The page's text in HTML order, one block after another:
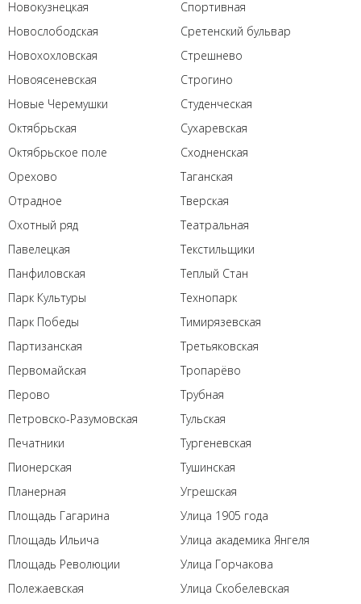
Новокузнецкая
Новослободская
Новохохловская
Новоясеневская
Новые Черемушки
Октябрьская
Октябрьское поле
Орехово
Отрадное
Охотный ряд
Павелецкая
Панфиловская
Парк Культуры
Парк Победы
Партизанская
Первомайская
Перово
Петровско-Разумовская
Печатники
Пионерская
Планерная
Площадь Гагарина
Площадь Ильича
Площадь Революции
Полежаевская
Спортивная
Сретенский бульвар
Стрешнево
Строгино
Студенческая
Сухаревская
Сходненская
Таганская
Тверская
Театральная
Текстильщики
Теплый Стан
Технопарк
Тимирязевская
Третьяковская
Тропарёво
Трубная
Тульская
Тургеневская
Тушинская
Угрешская
Улица 1905 года
Улица академика Янгеля
Улица Горчакова
Улица Скобелевская